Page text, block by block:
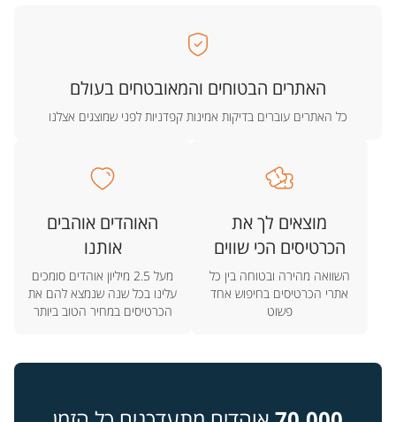
האתרים הבטוחים והמאובטחים בעולם
כל האתרים עוברים בדיקות אמינות קפדניות לפני שמוצגים אצלנו
מוצאים לך את
הכרטיסים הכי שווים
השוואה מהירה ובטוחה בין כל
אתרי הכרטיסים בחיפוש אחד
פשוט
האוהדים אוהבים
אותנו
מעל 2.5 מיליון אוהדים סומכים
עלינו בכל שנה שנמצא להם את
הכרטיסים במחיר הטוב ביותר